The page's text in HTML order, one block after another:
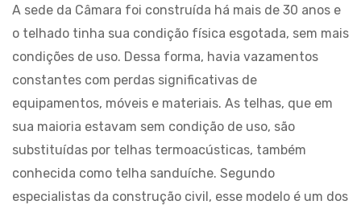
A sede da Câmara foi construída há mais de 30 anos e
o telhado tinha sua condição física esgotada, sem mais
condições de uso. Dessa forma, havia vazamentos
constantes com perdas significativas de
equipamentos, móveis e materiais. As telhas, que em
sua maioria estavam sem condição de uso, são
substituídas por telhas termoacústicas, também
conhecida como telha sanduíche. Segundo
especialistas da construção civil, esse modelo é um dos